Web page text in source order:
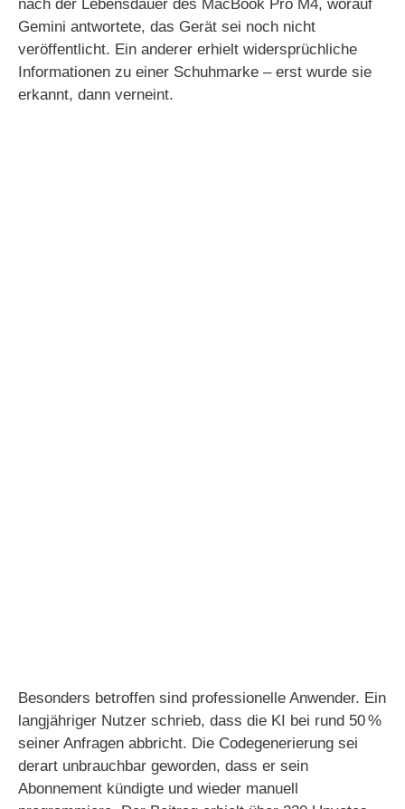
nach der Lebensdauer des MacBook Pro M4, worauf
Gemini antwortete, das Gerät sei noch nicht
veröffentlicht. Ein anderer erhielt widersprüchliche
Informationen zu einer Schuhmarke – erst wurde sie
erkannt, dann verneint.
Besonders betroffen sind professionelle Anwender. Ein
langjähriger Nutzer schrieb, dass die KI bei rund 50 %
seiner Anfragen abbricht. Die Codegenerierung sei
derart unbrauchbar geworden, dass er sein
Abonnement kündigte und wieder manuell